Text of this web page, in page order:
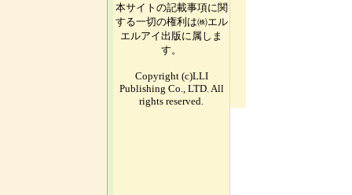
本サイトの記載事項に関
する一切の権利は㈱エル
エルアイ出版に属しま
す。
Copyright (c)LLI
Publishing Co., LTD. All
rights reserved.